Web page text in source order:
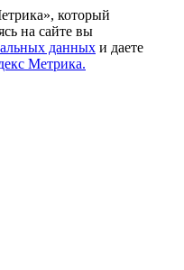
который
на сайте вы
данных и даете
Метрика.